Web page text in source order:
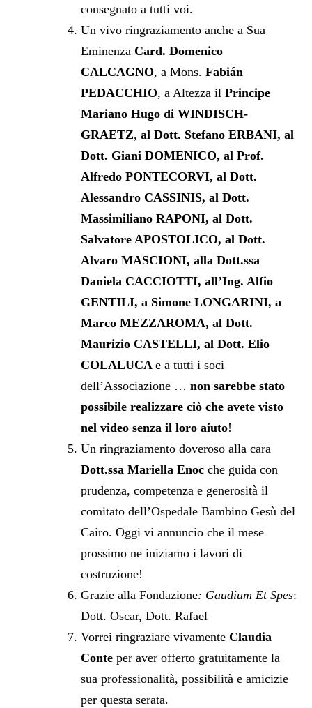
consegnato a tutti voi.
Un vivo ringraziamento anche a Sua
EminenzaCard. Domenico
CALCAGNO, a Mons.Fabián
PEDACCHIO, a Altezza ilPrincipe
Mariano Hugo di WINDISCH-
GRAETZ,al Dott. Stefano ERBANI, al
Dott. Giani DOMENICO, alProf.
Alfredo PONTECORVI, al Dott.
Alessandro CASSINIS, al Dott.
Massimiliano RAPONI, al Dott.
Salvatore APOSTOLICO, al Dott.
Alvaro MASCIONI, alla Dott.ssa
Daniela CACCIOTTI, all’Ing. Alfio
GENTILI, a Simone LONGARINI, a
Marco MEZZAROMA, al Dott.
Maurizio CASTELLI, al Dott. Elio
COLALUCAe a tutti i soci
dell’Associazione …non sarebbe stato
possibile realizzare ciò che avete visto
nel video senza il loro aiuto!
Un ringraziamento doveroso alla cara
Dott.ssa Mariella Enoc che guida con
prudenza, competenza e generosità il
comitato dell’Ospedale Bambino Gesù del
Cairo. Oggi vi annuncio che il mese
prossimo ne iniziamo i lavori di
costruzione!
Grazie alla Fondazione: Gaudium Et Spes:
Dott. Oscar, Dott. Rafael
Vorrei ringraziare vivamenteClaudia
Conte per aver offerto gratuitamente la
sua professionalità, possibilità e amicizie
per questa serata.